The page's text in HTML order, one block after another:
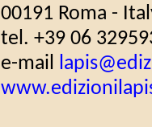
00191 Roma -
tel. +39 06
e-mail